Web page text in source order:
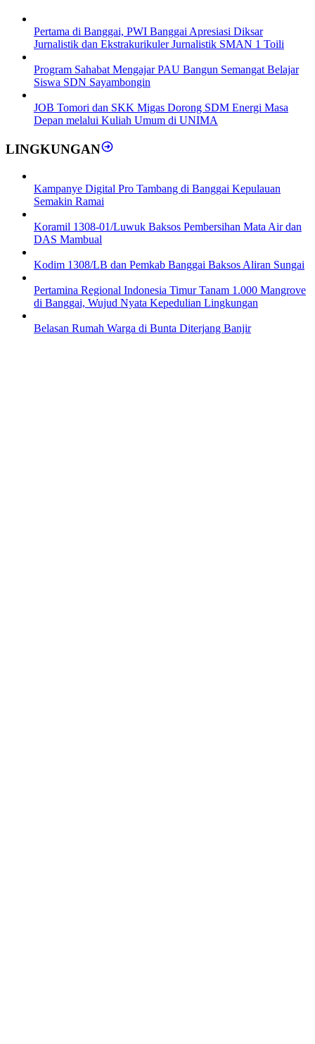
Pertama di Banggai, PWI Banggai Apresiasi Diksar
Jurnalistik dan Ekstrakurikuler Jurnalistik SMAN 1 Toili
Program Sahabat Mengajar PAU Bangun Semangat Belajar
Siswa SDN Sayambongin
JOB Tomori dan SKK Migas Dorong SDM Energi Masa
Depan melalui Kuliah Umum di UNIMA
LINGKUNGAN
Kampanye Digital Pro Tambang di Banggai Kepulauan
Semakin Ramai
Koramil 1308-01/Luwuk Baksos Pembersihan Mata Air dan
DAS Mambual
Kodim 1308/LB dan Pemkab Banggai Baksos Aliran Sungai
Pertamina Regional Indonesia Timur Tanam 1.000 Mangrove
di Banggai, Wujud Nyata Kepedulian Lingkungan
Belasan Rumah Warga di Bunta Diterjang Banjir